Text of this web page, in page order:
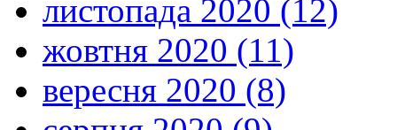
листопада 2020 (12)
жовтня 2020 (11)
вересня 2020 (8)